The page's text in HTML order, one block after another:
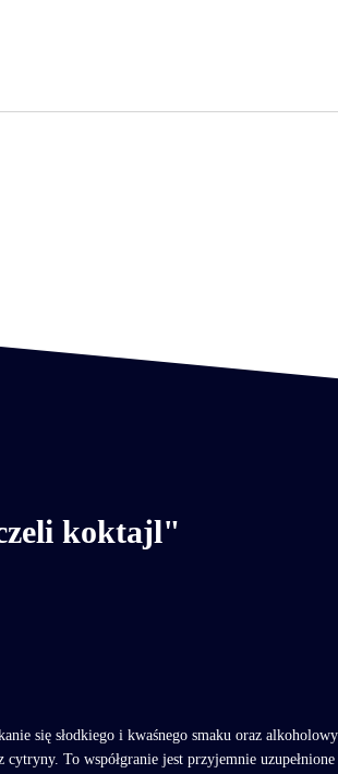
koktajl"
się słodkiego i kwaśnego smaku oraz
To współgranie jest przyjemnie